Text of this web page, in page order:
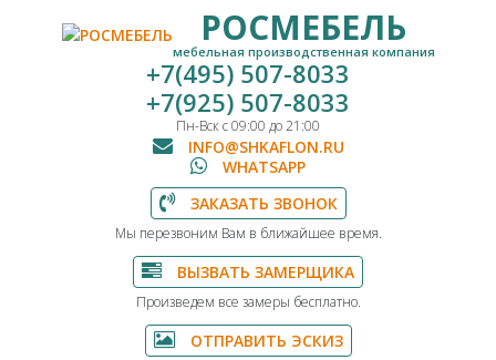
РОСМЕБЕЛЬ
мебельная производственная компания
+7(495) 507-8033
+7(925) 507-8033
Пн-Вск с 09:00 до 21:00
INFO@SHKAFLON.RU
WHATSAPP
ЗАКАЗАТЬ ЗВОНОК
Мы перезвоним Вам в ближайшее время.
ВЫЗВАТЬ ЗАМЕРЩИКА
Произведем все замеры бесплатно.
ОТПРАВИТЬ ЭСКИЗ